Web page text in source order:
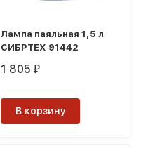
Лампа паяльная 1,5 л
СИБРТЕХ 91442
1 805₽
В корзину